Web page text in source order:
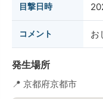
目撃日時
コメント お
発生場所
📍 京都府京都市